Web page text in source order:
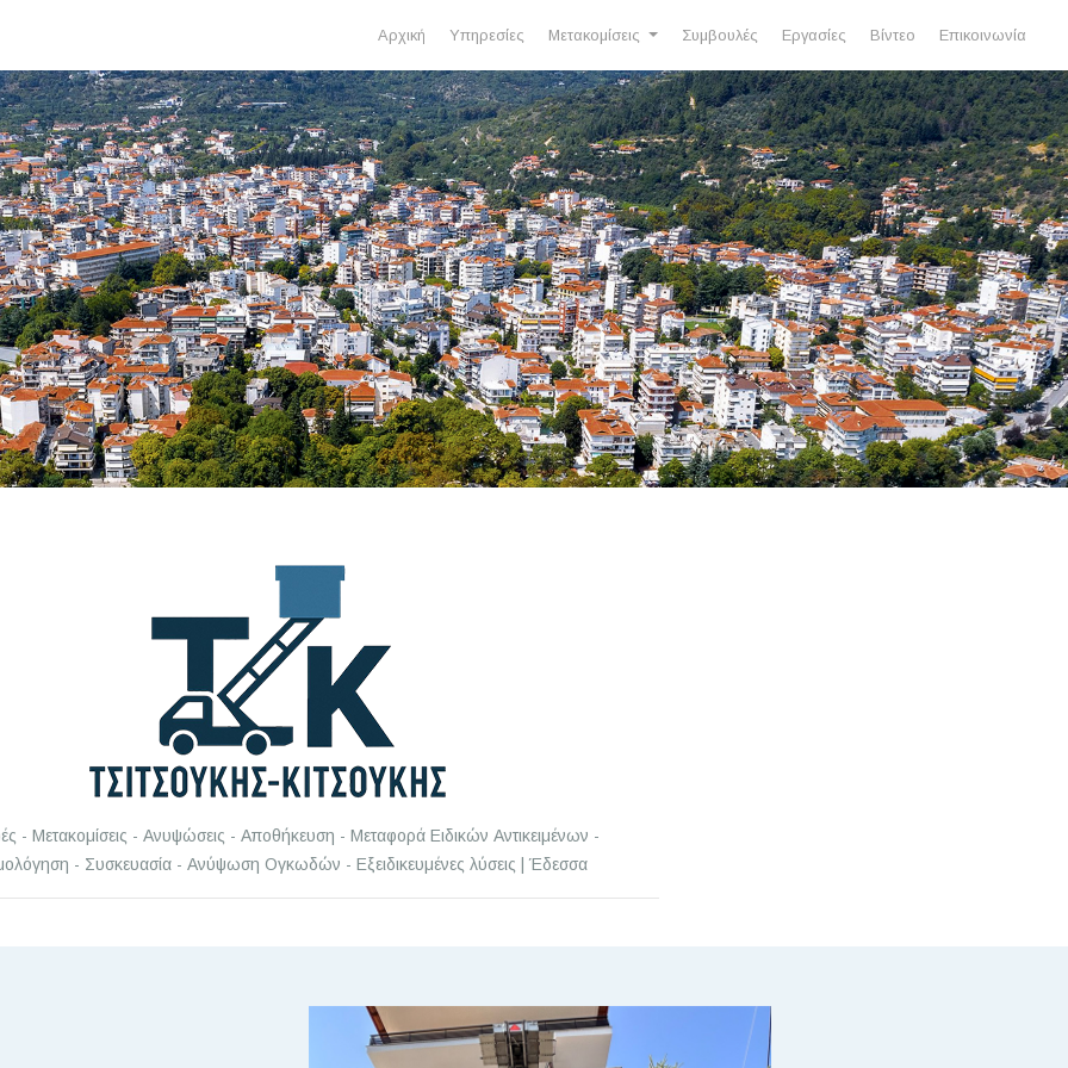
Αρχική Υπηρεσίες Μετακομίσεις Συμβουλές Εργασίες Βίντεο Επικοινωνία
- Μετακομίσεις - Ανυψώσεις - Αποθήκευση - Μεταφορά Ειδικών Αντικειμένων -
- Συσκευασία - Ανύψωση Ογκωδών - Εξειδικευμένες λύσεις | Έδεσσα